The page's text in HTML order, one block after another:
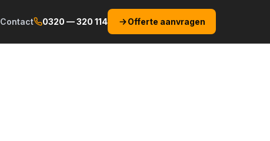
Contact 0320 — 320 114 Offerte aanvragen